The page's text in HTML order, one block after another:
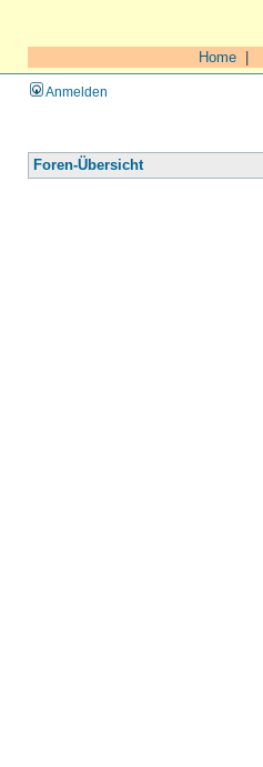
Home
Anmelden
Foren-Übersicht